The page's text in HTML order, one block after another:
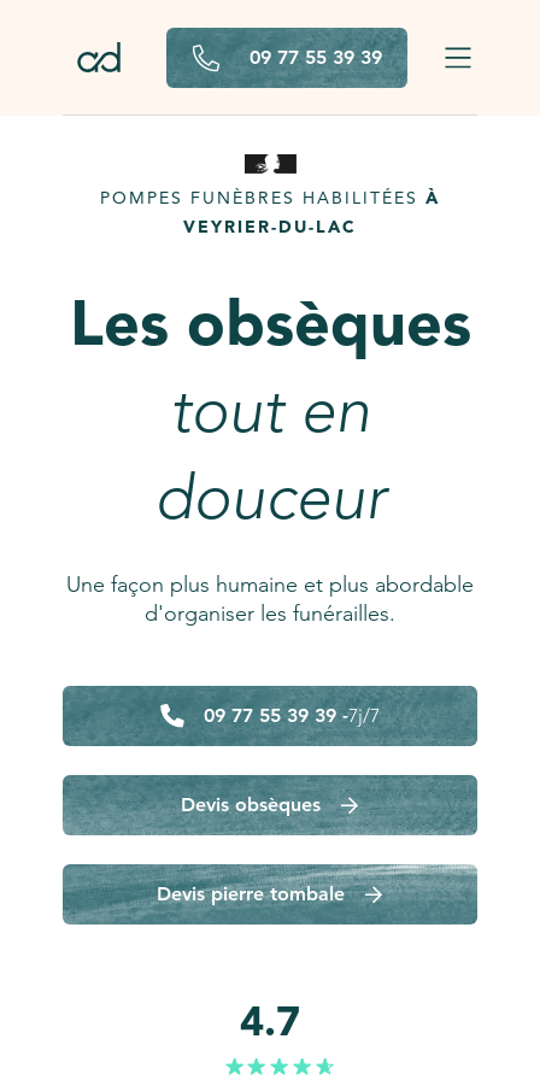
09 77 55 39 39
POMPES FUNÈBRES HABILITÉES À
VEYRIER-DU-LAC
Les obsèques
tout en
douceur
Une façon plus humaine et plus abordable
d'organiser les funérailles.
09 77 55 39 39 -7j/7
Devis obsèques
Devis pierre tombale
4.7